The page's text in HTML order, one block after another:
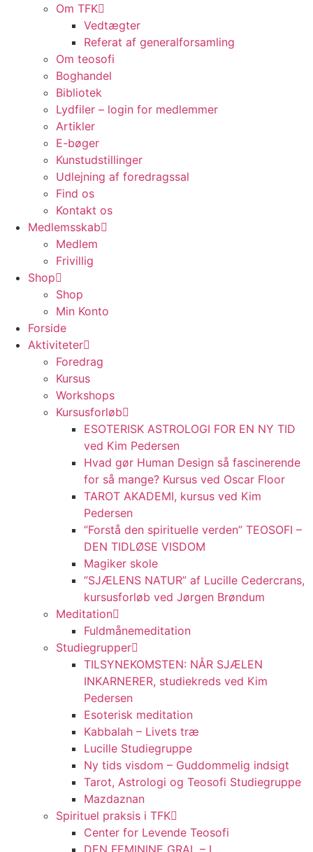
Om TFK
Vedtægter
Referat af generalforsamling
Om teosofi
Boghandel
Bibliotek
Lydfiler – login for medlemmer
Artikler
E-bøger
Kunstudstillinger
Udlejning af foredragssal
Find os
Kontakt os
Medlemsskab
Medlem
Frivillig
Shop
Shop
Min Konto
Forside
Aktiviteter
Foredrag
Kursus
Workshops
Kursusforløb
ESOTERISK ASTROLOGI FOR EN NY TID
ved Kim Pedersen
Hvad gør Human Design så fascinerende
for så mange? Kursus ved Oscar Floor
TAROT AKADEMI, kursus ved Kim
Pedersen
”Forstå den spirituelle verden” TEOSOFI –
DEN TIDLØSE VISDOM
Magiker skole
”SJÆLENS NATUR” af Lucille Cedercrans,
kursusforløb ved Jørgen Brøndum
Meditation
Fuldmånemeditation
Studiegrupper
TILSYNEKOMSTEN: NÅR SJÆLEN
INKARNERER, studiekreds ved Kim
Pedersen
Esoterisk meditation
Kabbalah – Livets træ
Lucille Studiegruppe
Ny tids visdom – Guddommelig indsigt
Tarot, Astrologi og Teosofi Studiegruppe
Mazdaznan
Spirituel praksis i TFK
Center for Levende Teosofi
DEN FEMININE GRAL – I